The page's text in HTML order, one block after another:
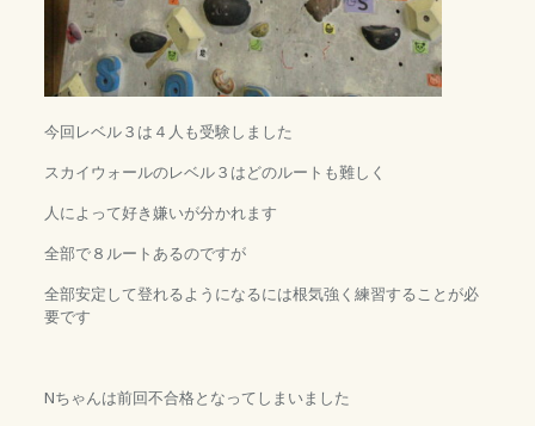
今回レベル３は４人も受験しました
スカイウォールのレベル３はどのルートも難しく
人によって好き嫌いが分かれます
全部で８ルートあるのですが
全部安定して登れるようになるには根気強く練習することが必
要です
Nちゃんは前回不合格となってしまいました